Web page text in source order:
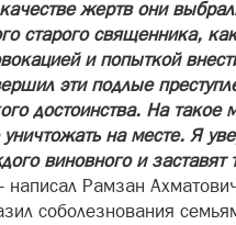
жертв они
старого священника,
и попыткой
эти подлые
достоинства. На такое
на месте. Я
виновного и заставят
- написал Рамзан
соболезнования